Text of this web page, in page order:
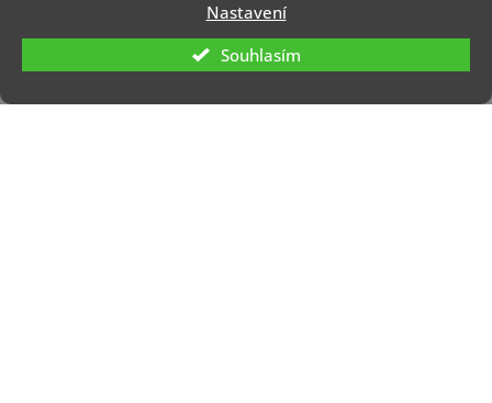
Nastavení
Souhlasím
Kontakt